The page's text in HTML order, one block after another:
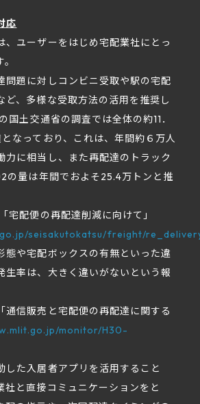
応
、ユーザーをはじめ宅配業社にとっ
問題に対しコンビニ受取や駅の宅配
ど、多様な受取方法の活用を推奨し
国土交通省の調査では全体の約11．
なっており、これは、年間約６万人
力に相当し、また再配達のトラック
の量は年間でおよそ25.4万トンと推
宅配便の再配達削減に向けて」
seisakutokatsu/freight/
態や宅配ボックスの有無といった違
生率は、大きく違いがないという報
通信販売と宅配便の再配達に関する
monitor/H30-
した入居者アプリを活用すること
社と直接コミュニケーションをと